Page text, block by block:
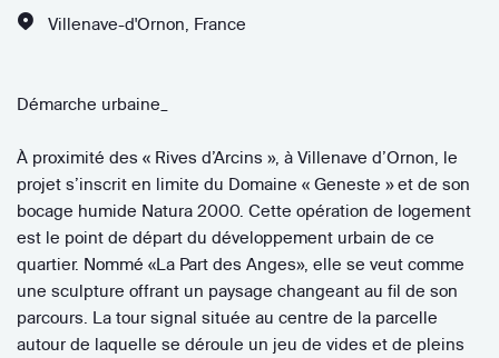
Villenave-d'Ornon France
Démarche urbaine_
À proximité des « Rives d’Arcins », à Villenave d’Ornon, le
projet s’inscrit en limite du Domaine « Geneste » et de son
bocage humide Natura 2000. Cette opération de logement
est le point de départ du développement urbain de ce
quartier. Nommé «La Part des Anges», elle se veut comme
une sculpture offrant un paysage changeant au fil de son
parcours. La tour signal située au centre de la parcelle
autour de laquelle se déroule un jeu de vides et de pleins